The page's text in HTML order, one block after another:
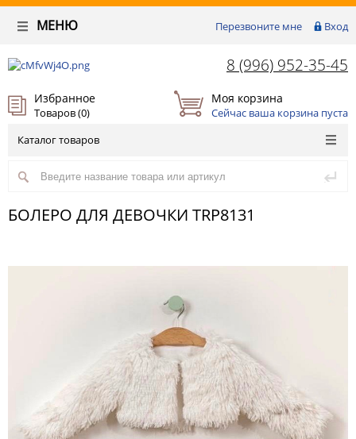
Перезвоните мне Вход
МЕНЮ
8 (996) 952-35-45
Избранное
Товаров (0)
Моя корзина
Сейчас ваша корзина пуста
Каталог товаров
БОЛЕРО ДЛЯ ДЕВОЧКИ TRP8131